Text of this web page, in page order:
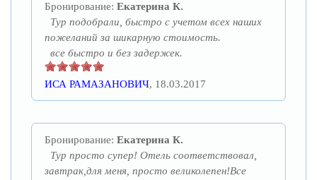
Бронирование: Екатерина К.
Тур подобрали, быстро с учетом всех наших
пожеланий за шикарную стоимость.
все быстро и без задержек.
ИСА РАМАЗАНОВИЧ, 18.03.2017
Бронирование: Екатерина К.
Тур просто супер! Отель соответствовал,
завтрак,для меня, просто великолепен!Все